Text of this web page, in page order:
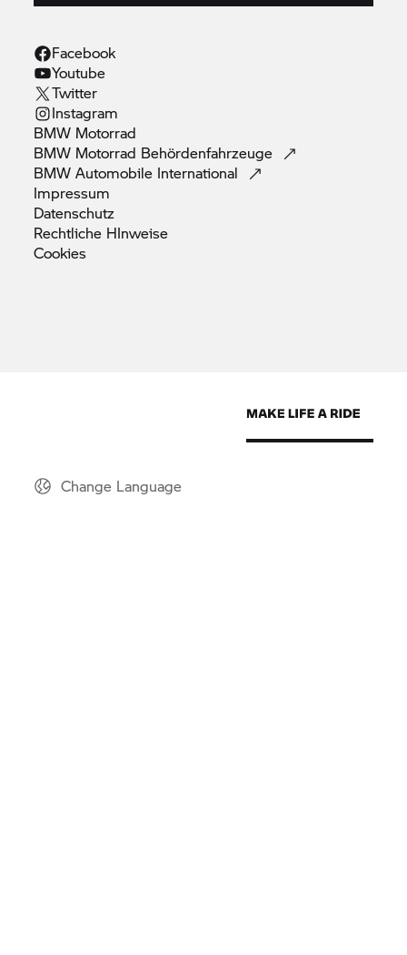
Facebook
Youtube
Twitter
Instagram
BMW Motorrad
BMW Motorrad Behördenfahrzeuge
BMW Automobile International
Impressum
Datenschutz
Rechtliche HInweise
Cookies
Change Language